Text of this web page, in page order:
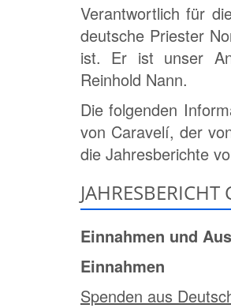
Verantwortlich für
deutsche Priester
ist. Er ist unser
Reinhold Nann.
Die folgenden
von Caravelí, der
die Jahresberichte
Einnahmen und
Einnahmen
Spenden aus